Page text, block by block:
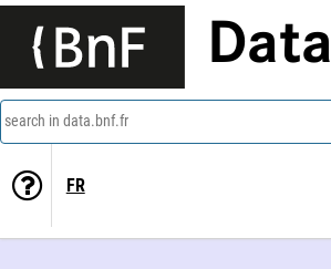
Data
search in data.bnf.fr
FR